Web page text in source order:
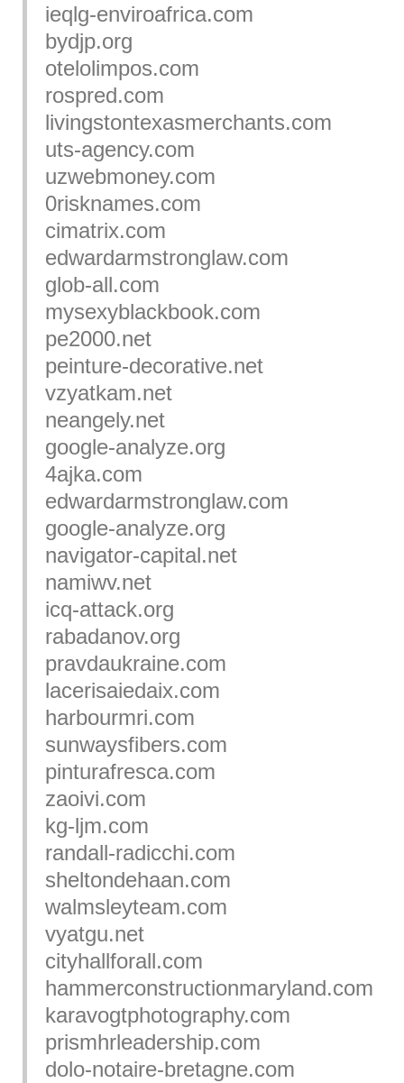
ieqlg-enviroafrica.com
bydjp.org
otelolimpos.com
rospred.com
livingstontexasmerchants.com
uts-agency.com
uzwebmoney.com
0risknames.com
cimatrix.com
edwardarmstronglaw.com
glob-all.com
mysexyblackbook.com
pe2000.net
peinture-decorative.net
vzyatkam.net
neangely.net
google-analyze.org
4ajka.com
edwardarmstronglaw.com
google-analyze.org
navigator-capital.net
namiwv.net
icq-attack.org
rabadanov.org
pravdaukraine.com
lacerisaiedaix.com
harbourmri.com
sunwaysfibers.com
pinturafresca.com
zaoivi.com
kg-ljm.com
randall-radicchi.com
sheltondehaan.com
walmsleyteam.com
vyatgu.net
cityhallforall.com
hammerconstructionmaryland.com
karavogtphotography.com
prismhrleadership.com
dolo-notaire-bretagne.com